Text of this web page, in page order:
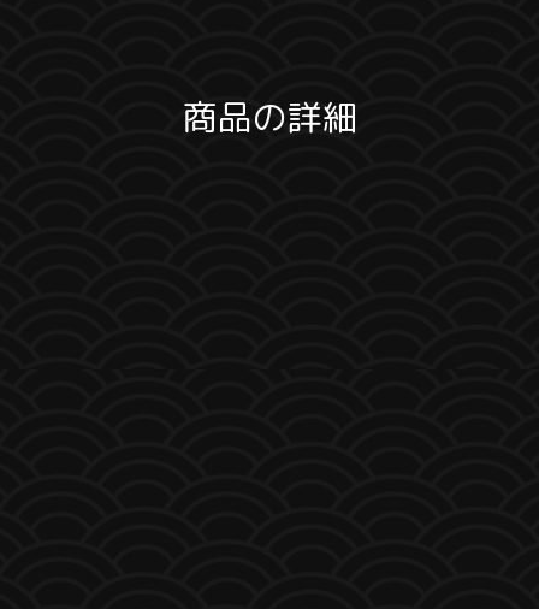
商品の詳細